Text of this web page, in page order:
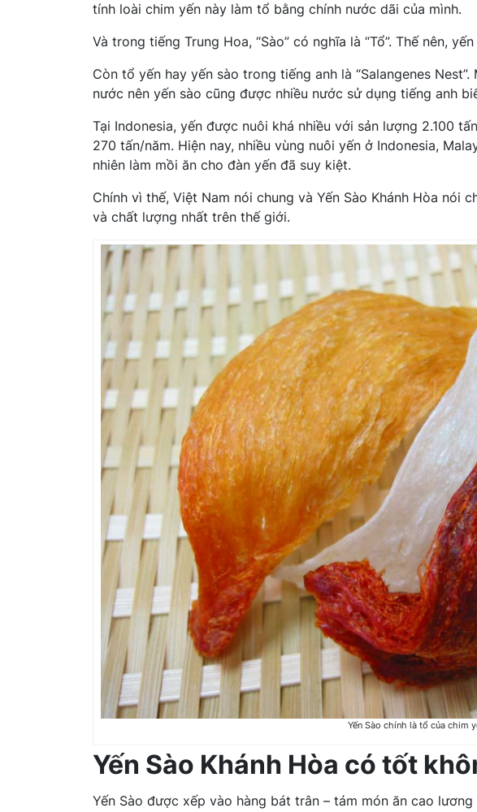
tính loài chim yến này làm tổ bằng chính nước dãi của mình.
Và trong tiếng Trung Hoa, “Sào” có nghĩa là “Tổ”. Thế nên,
Còn tổ yến hay yến sào trong tiếng anh là “Salangenes
nước nên yến sào cũng được nhiều nước sử dụng tiếng anh
Tại Indonesia, yến được nuôi khá nhiều với sản lượng 2.100
270 tấn/năm. Hiện nay, nhiều vùng nuôi yến ở Indonesia,
nhiên làm mồi ăn cho đàn yến đã suy kiệt.
Chính vì thế, Việt Nam nói chung và Yến Sào Khánh Hòa nói
và chất lượng nhất trên thế giới.
Yến Sào chính là tổ của chim
Yến Sào Khánh Hòa có tốt
Yến Sào được xếp vào hàng bát trân – tám món ăn cao